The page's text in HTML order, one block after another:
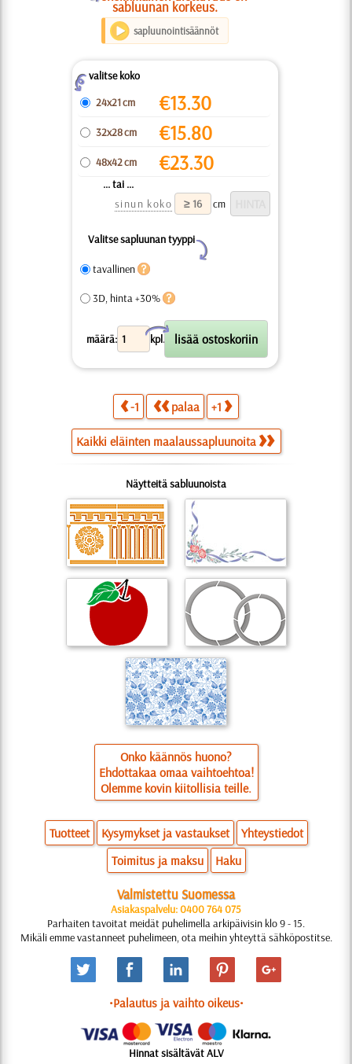
sabluunan korkeus.
sapluunointisäännöt
Zvalitse koko
24x21 cm
€13.30
32x28 cm €15.80
48x42 cm €23.30
... tai ...
sinun koko
cm
Valitse sapluunan tyyppi
Y
tavallinen
3D, hinta +30%
määrä: kpl.
X
-1 palaa +1
Kaikki eläinten maalaussapluunoita
Näytteitä sabluunoista
Onko käännös huono?
Ehdottakaa omaa vaihtoehtoa!
Olemme kovin kiitollisia teille.
Tuotteet Kysymykset ja vastaukset
Yhteystiedot
Toimitus ja maksu
Haku
Valmistettu Suomessa
Asiakaspalvelu: 0400 764 075
Parhaiten tavoitat meidät puhelimella arkipäivisin klo 9 - 15.
Mikäli emme vastanneet puhelimeen, ota meihin yhteyttä sähköpostitse.
•Palautus ja vaihto oikeus•
Hinnat sisältävät ALV